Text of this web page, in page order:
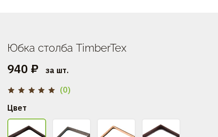
(0)
Юбка столба TimberTex
940 ₽ за шт.
Цвет